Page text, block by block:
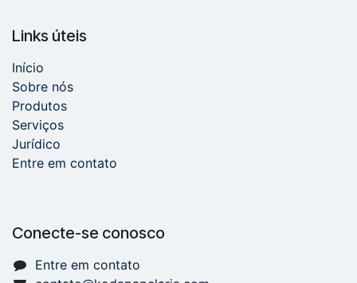
Links úteis
Início
Sobre nós
Produtos
Serviços
Jurídico
Entre em contato
Conecte-se conosco
Entre em contato